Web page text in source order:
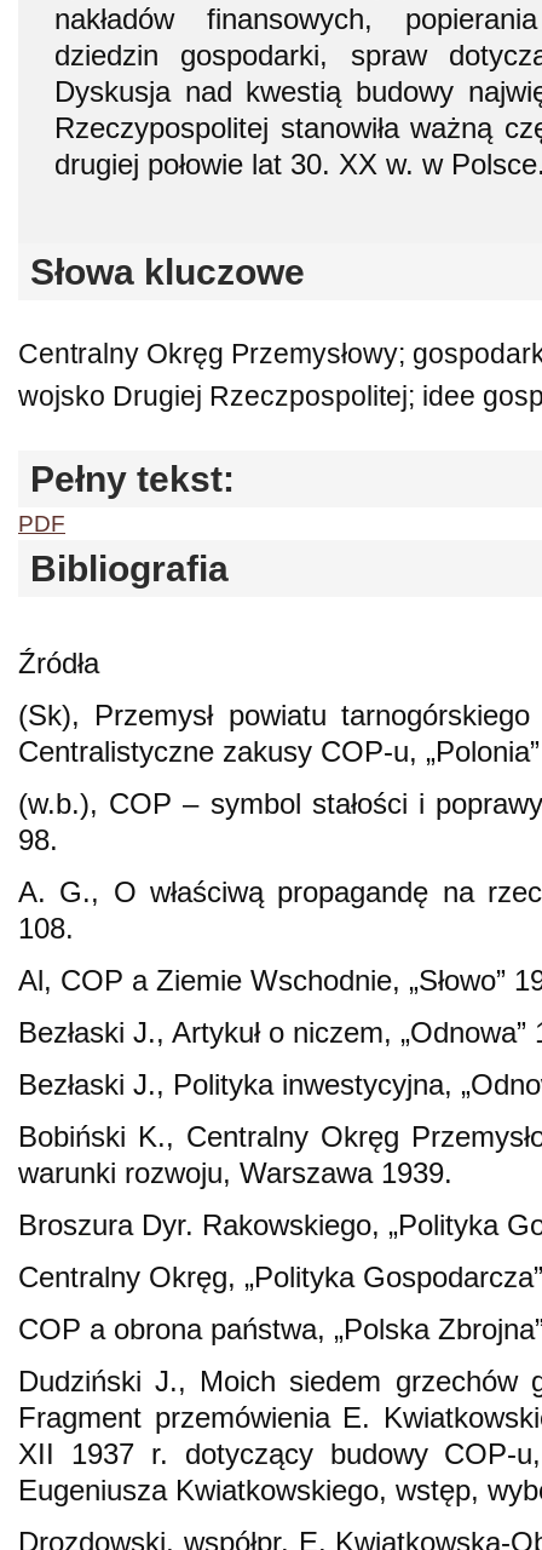
nakładów finansowych,
dziedzin gospodarki, spraw
Dyskusja nad kwestią budowy
Rzeczypospolitej stanowiła ważną
drugiej połowie lat 30. XX w. w
Słowa kluczowe
Centralny Okręg Przemysłowy;
wojsko Drugiej Rzeczpospolitej; idee
Pełny tekst:
PDF
Bibliografia
Źródła
(Sk), Przemysł powiatu
Centralistyczne zakusy COP-u,
(w.b.), COP – symbol stałości i
98.
A. G., O właściwą propagandę na
108.
Al, COP a Ziemie Wschodnie, „Słowo”
Bezłaski J., Artykuł o niczem,
Bezłaski J., Polityka inwestycyjna,
Bobiński K., Centralny Okręg
warunki rozwoju, Warszawa 1939.
Broszura Dyr. Rakowskiego, „Polityka
Centralny Okręg, „Polityka
COP a obrona państwa, „Polska
Dudziński J., Moich siedem grzechów
Fragment przemówienia E.
XII 1937 r. dotyczący budowy COP-
Eugeniusza Kwiatkowskiego, wstęp,
Drozdowski, współpr. E. Kwiatkowska-